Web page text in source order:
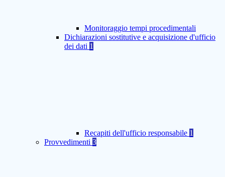
Monitoraggio tempi procedimentali
Dichiarazioni sostitutive e acquisizione d'ufficio
dei dati 1
Recapiti dell'ufficio responsabile 1
Provvedimenti 3